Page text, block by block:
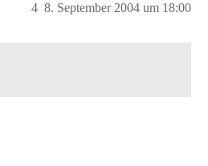
8. September 2004 um 18:00
4